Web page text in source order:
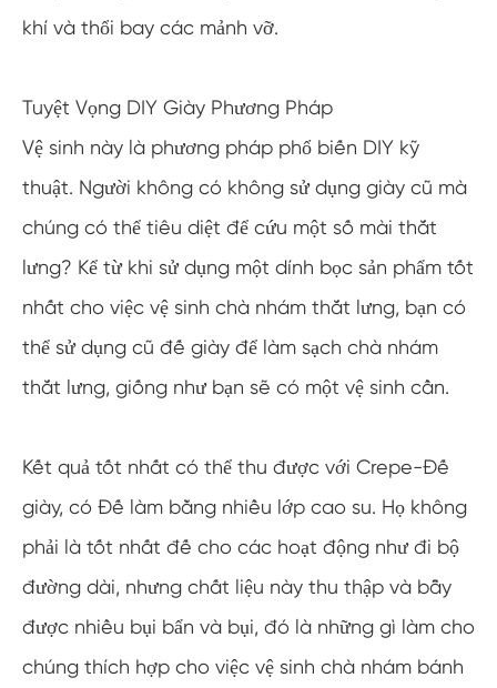
khí và thổi bay các mảnh vỡ.
Tuyệt Vọng DIY Giày Phương Pháp
Vệ sinh này là phương pháp phổ biến DIY kỹ
thuật. Người không có không sử dụng giày cũ mà
chúng có thể tiêu diệt để cứu một số mài thắt
lưng? Kể từ khi sử dụng một dính bọc sản phẩm tốt
nhất cho việc vệ sinh chà nhám thắt lưng, bạn có
thể sử dụng cũ đế giày để làm sạch chà nhám
thắt lưng, giống như bạn sẽ có một vệ sinh cần.
Kết quả tốt nhất có thể thu được với Crepe-Đế
giày, có Đế làm bằng nhiều lớp cao su. Họ không
phải là tốt nhất đế cho các hoạt động như đi bộ
đường dài, nhưng chất liệu này thu thập và bẫy
được nhiều bụi bẩn và bụi, đó là những gì làm cho
chúng thích hợp cho việc vệ sinh chà nhám bánh